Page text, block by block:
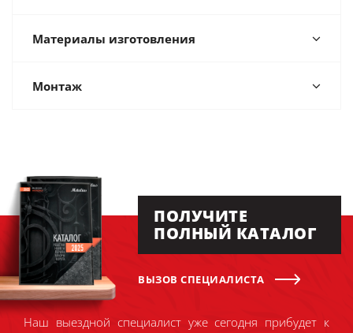
Материалы изготовления
Монтаж
ПОЛУЧИТЕ
ПОЛНЫЙ КАТАЛОГ
ВЫЗОВ СПЕЦИАЛИСТА
Наш выездной специалист уже сегодня прибудет к